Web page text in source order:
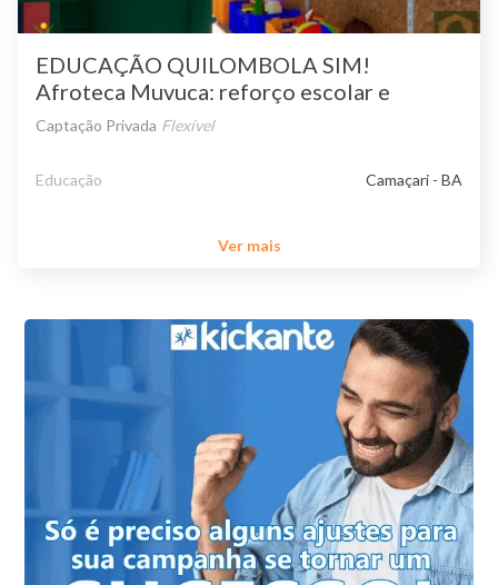
EDUCAÇÃO QUILOMBOLA SIM!
Afroteca Muvuca: reforço escolar e
contação de história etnico-racial
Captação Privada Flexível
Educação Camaçari - BA
Ver mais